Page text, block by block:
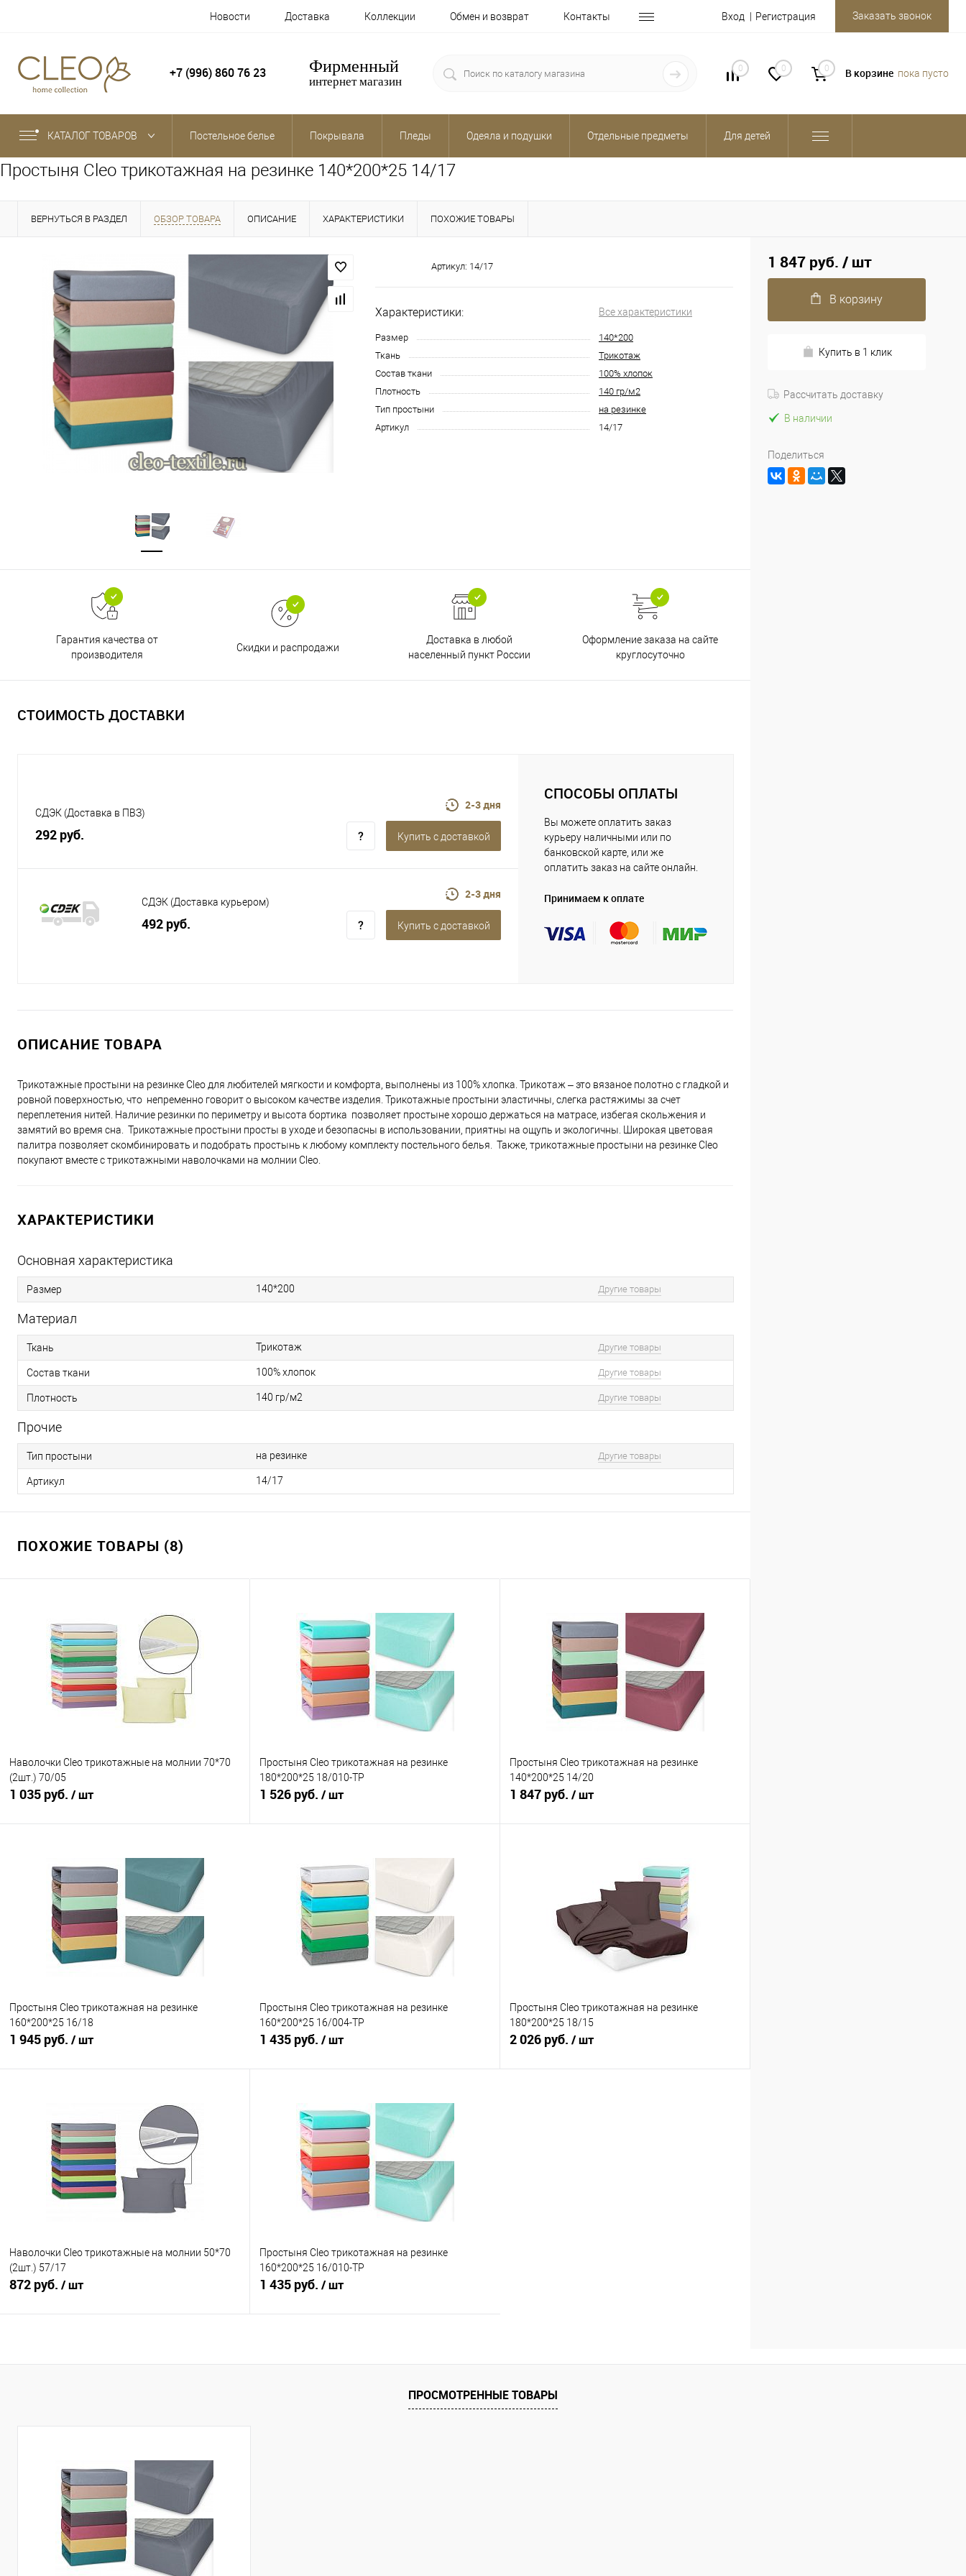
Новости Доставка Коллекции Обмен и возврат Контакты Вход Регистрация Заказать звонок
+7 (996) 860 76 23 Фирменный
интернет магазин
0 0 0 В корзине пока пусто
КАТАЛОГ ТОВАРОВ Постельное белье Покрывала Пледы Одеяла и подушки Отдельные предметы Для детей
Простыня Cleo трикотажная на резинке 140*200*25 14/17
ВЕРНУТЬСЯ В РАЗДЕЛ ОБЗОР ТОВАРА ОПИСАНИЕ ХАРАКТЕРИСТИКИ ПОХОЖИЕ ТОВАРЫ
Артикул: 14/17
Характеристики: Все характеристики
Размер
140*200
Ткань
Трикотаж
Состав ткани
100% хлопок
Плотность
140 гр/м2
Тип простыни
на резинке
Артикул
14/17
Гарантия качества от
производителя
Скидки и распродажи
Доставка в любой
населенный пункт России
Оформление заказа на сайте
круглосуточно
СТОИМОСТЬ ДОСТАВКИ
СДЭК (Доставка в ПВЗ)
292 руб.
2-3 дня
Купить c доставкой
СДЭК (Доставка курьером)
492 руб.
2-3 дня
Купить c доставкой
СПОСОБЫ ОПЛАТЫ
Вы можете оплатить заказ
курьеру наличными или по
банковской карте, или же
оплатить заказ на сайте онлайн.
Принимаем к оплате
ОПИСАНИЕ ТОВАРА
Трикотажные простыни на резинке Cleo для любителей мягкости и комфорта, выполнены из 100% хлопка. Трикотаж – это вязаное полотно с гладкой и
ровной поверхностью, что непременно говорит о высоком качестве изделия. Трикотажные простыни эластичны, слегка растяжимы за счет
переплетения нитей. Наличие резинки по периметру и высота бортика позволяет простыне хорошо держаться на матрасе, избегая скольжения и
замятий во время сна. Трикотажные простыни просты в уходе и безопасны в использовании, приятны на ощупь и экологичны. Широкая цветовая
палитра позволяет скомбинировать и подобрать простынь к любому комплекту постельного белья. Также, трикотажные простыни на резинке Cleo
покупают вместе c трикотажными наволочками на молнии Cleo.
ХАРАКТЕРИСТИКИ
Основная характеристика
Размер 140*200 Другие товары
Материал
Ткань Трикотаж Другие товары
Состав ткани 100% хлопок Другие товары
Плотность 140 гр/м2 Другие товары
Прочие
Тип простыни на резинке Другие товары
Артикул 14/17
ПОХОЖИЕ ТОВАРЫ (8)
Наволочки Cleo трикотажные на молнии 70*70
(2шт.) 70/05
1 035 руб. / шт
Купить в 1 клик
Сравнение
В избранное
В наличии
Простыня Cleo трикотажная на резинке
180*200*25 18/010-TP
1 526 руб. / шт
Купить в 1 клик
Сравнение
В избранное
В наличии
Простыня Cleo трикотажная на резинке
140*200*25 14/20
1 847 руб. / шт
Сравнение
В избранное
В наличии
Простыня Cleo трикотажная на резинке
160*200*25 16/18
1 945 руб. / шт
Купить в 1 клик
Сравнение
В избранное
В наличии
Простыня Cleo трикотажная на резинке
160*200*25 16/004-TP
1 435 руб. / шт
Купить в 1 клик
Сравнение
В избранное
В наличии
Простыня Cleo трикотажная на резинке
180*200*25 18/15
2 026 руб. / шт
Наволочки Cleo трикотажные на молнии 50*70
(2шт.) 57/17
872 руб. / шт
Простыня Cleo трикотажная на резинке
160*200*25 16/010-TP
1 435 руб. / шт
1 847 руб. / шт
В корзину
Купить в 1 клик
Рассчитать доставку
В наличии
Поделиться
ПРОСМОТРЕННЫЕ ТОВАРЫ